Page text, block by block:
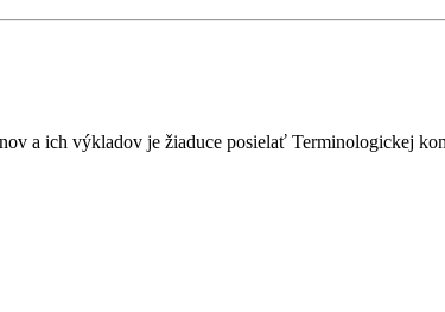
a ich výkladov je žiaduce posielať Terminologickej